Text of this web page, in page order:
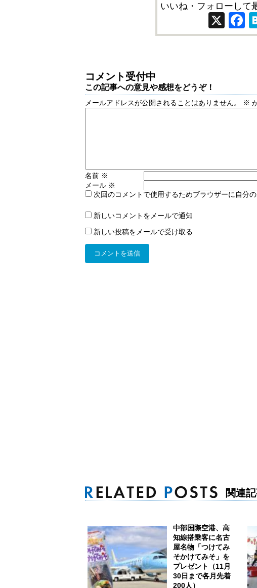
いいね・フォローして
X
コメント受付中
この記事への意見や感想をどうぞ！
メールアドレスが公開されることはありません。 ※
名前 ※
メール ※
次回のコメントで使用するためブラウザーに自分
新しいコメントをメールで通知
新しい投稿をメールで受け取る
関連
中部国際空港、高
知線搭乗客に名古
屋名物「つけてみ
そかけてみそ」を
プレゼント（11月
30日まで各月先着
200人）